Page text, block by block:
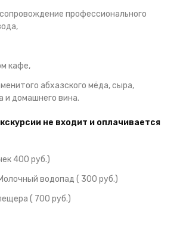
профессионального
кафе,
абхазского мёда, сыра,
и домашнего вина.
не входит и оплачивается
400 руб.)
водопад ( 300 руб.)
( 700 руб.)